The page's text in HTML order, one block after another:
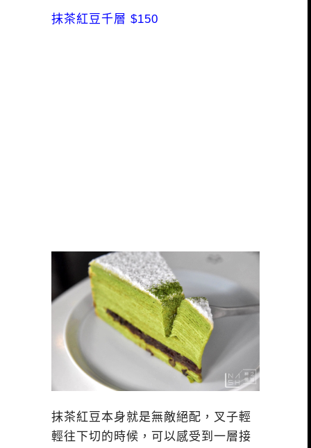
抹茶紅豆千層 $150
抹茶紅豆本身就是無敵絕配，叉子輕
輕往下切的時候，可以感受到一層接